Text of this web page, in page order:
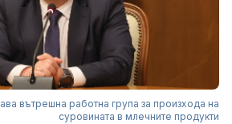
вътрешна работна група за произхода на
суровината в млечните продукти